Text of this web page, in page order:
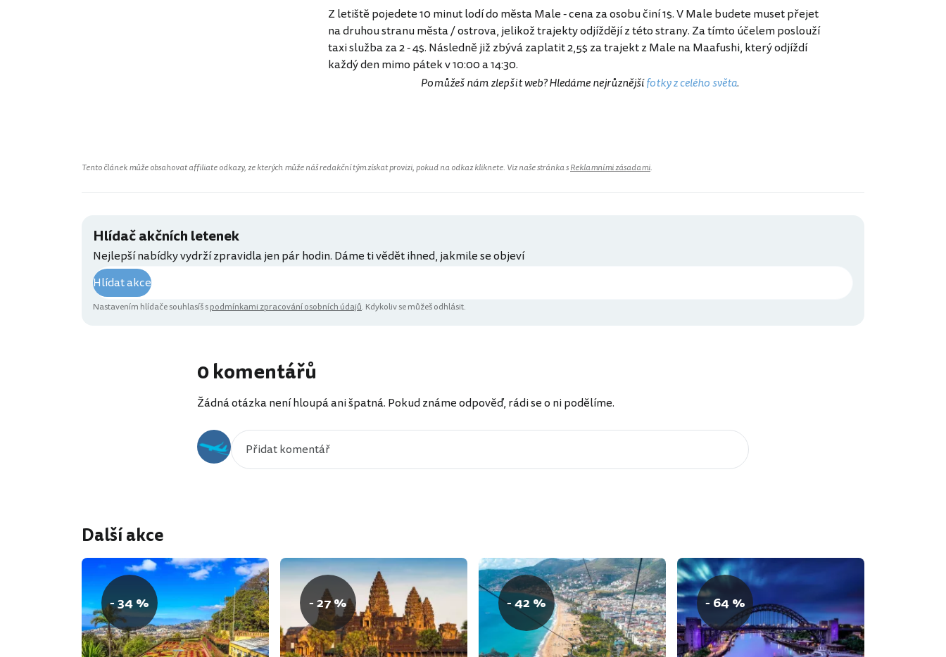
Z letiště pojedete 10 minut lodí do města Male - cena za osobu činí 1$. V Male budete muset přejet
na druhou stranu města / ostrova, jelikož trajekty odjíždějí z této strany. Za tímto účelem poslouží
taxi služba za 2 - 4$. Následně již zbývá zaplatit 2,5$ za trajekt z Male na Maafushi, který odjíždí
každý den mimo pátek v 10:00 a 14:30.
Pomůžeš nám zlepšit web? Hledáme nejrůznějšífotky z celého světa.
Tento článek může obsahovat affiliate odkazy, ze kterých může náš redakční tým získat provizi, pokud na odkaz kliknete. Viz naše stránka sReklamními zásadami.
Hlídač akčních letenek
Nejlepší nabídky vydrží zpravidla jen pár hodin. Dáme ti vědět ihned, jakmile se objeví
Hlídat akce
Nastavením hlídače souhlasíš spodmínkami zpracování osobních údajů. Kdykoliv se můžeš odhlásit.
0 komentářů
Žádná otázka není hloupá ani špatná. Pokud známe odpověď, rádi se o ni podělíme.
Další akce
- 34 % - 27 % - 42 % - 64 %